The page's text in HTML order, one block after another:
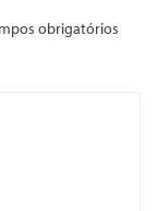
obrigatórios